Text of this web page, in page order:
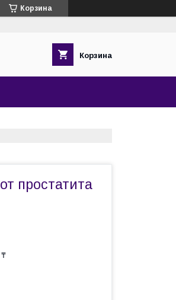
Корзина
Корзина
простатита
₸